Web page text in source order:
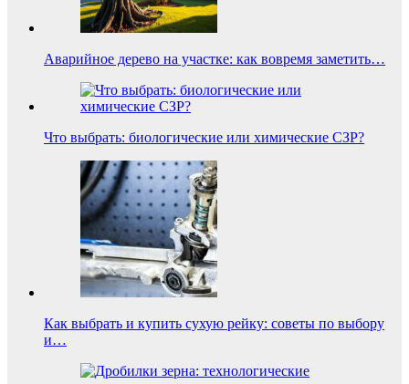
Аварийное дерево на участке: как вовремя заметить…
Что выбрать: биологические или химические СЗР?
Как выбрать и купить сухую рейку: советы по выбору
и…